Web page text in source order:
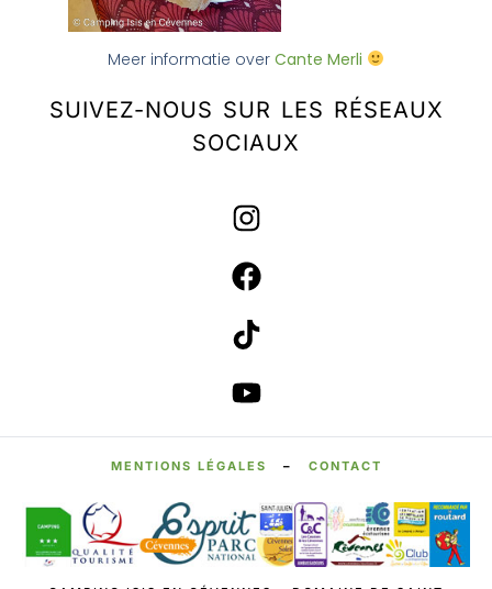
Meer informatie overCante Merli
SUIVEZ-NOUS SUR LES RÉSEAUX
SOCIAUX
MENTIONS LÉGALES – CONTACT